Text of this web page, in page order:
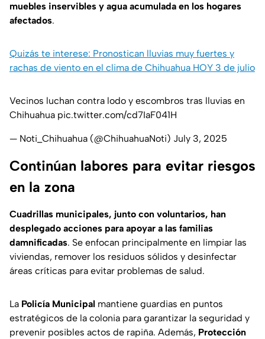
muebles inservibles y agua acumulada en los hogares
afectados.
Quizás te interese: Pronostican lluvias muy fuertes y
rachas de viento en el clima de Chihuahua HOY 3 de julio
Vecinos luchan contra lodo y escombros tras lluvias en
Chihuahua pic.twitter.com/cd7IaF041H
— Noti_Chihuahua (@ChihuahuaNoti) July 3, 2025
Continúan labores para evitar riesgos
en la zona
Cuadrillas municipales, junto con voluntarios, han
desplegado acciones para apoyar a las familias
damnificadas. Se enfocan principalmente en limpiar las
viviendas, remover los residuos sólidos y desinfectar
áreas críticas para evitar problemas de salud.
La Policía Municipal mantiene guardias en puntos
estratégicos de la colonia para garantizar la seguridad y
prevenir posibles actos de rapiña. Además, Protección